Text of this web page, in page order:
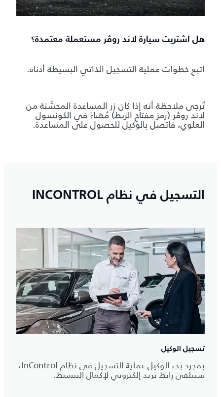
هل اشتريت سيارة لاند روڤر مستعملة معتمدة؟
اتبع خطوات عملية التسجيل الذاتي البسيطة أدناه.
تُرجى ملاحظة أنه إذا كان زر المساعدة المحسَّنة من
لاند روڤر (رمز مفتاح الربط) مُضاءً في الكونسول
العلوي، فاتصل بالوكيل للحصول على المساعدة.
التسجيل في نظام INCONTROL
تسجيل الوكيل
بمجرد بدء الوكيل عملية التسجيل في نظام InControl،
ستتلقى رابط بريد إلكتروني لإكمال التنشيط.